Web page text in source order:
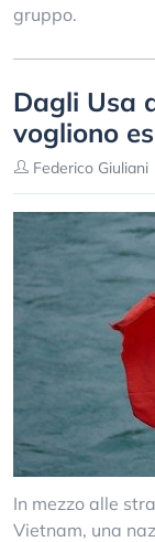
gruppo.
Dagli Usa
vogliono
Federico Giuliani
In mezzo alle
Vietnam, una